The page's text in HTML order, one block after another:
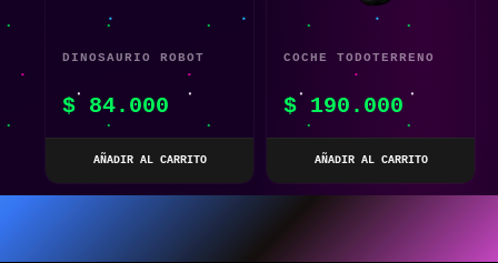
DINOSAURIO ROBOT
$ 84.000
AÑADIR AL CARRITO
COCHE TODOTERRENO
1:14 CON DETECCIÓN
$ 190.000
AÑADIR AL CARRITO